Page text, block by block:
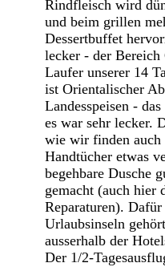
Rindfleisch wird
und beim grillen
Dessertbuffet
lecker - der Bereich
Laufer unserer 14
ist Orientalischer
Landesspeisen -
es war sehr lecker.
wie wir finden
Handtücher etwas
begehbare Dusche
gemacht (auch hier
Reparaturen).
Urlaubsinseln
ausserhalb der
Der 1/2-